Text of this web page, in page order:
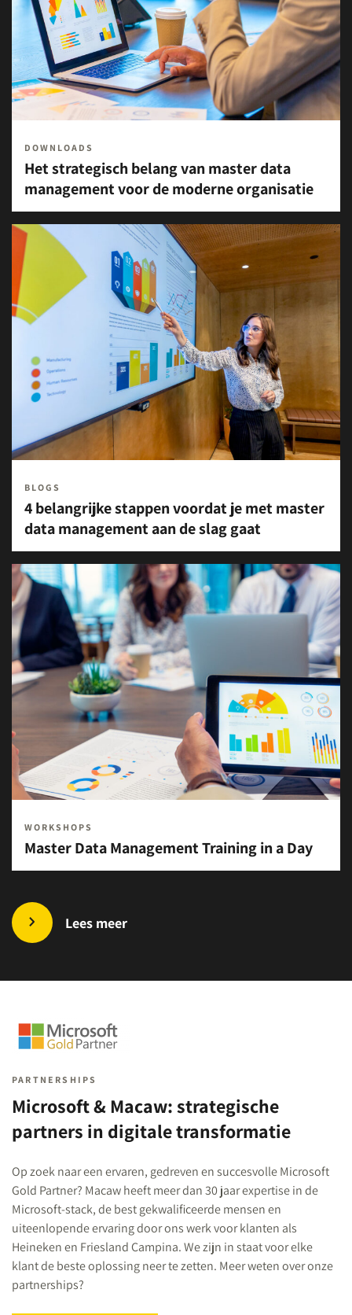
DOWNLOADS
Het strategisch belang van master data
management voor de moderne organisatie
BLOGS
4 belangrijke stappen voordat je met master
data management aan de slag gaat
WORKSHOPS
Master Data Management Training in a Day
Lees meer
PARTNERSHIPS
Microsoft & Macaw: strategische
partners in digitale transformatie
Op zoek naar een ervaren, gedreven en succesvolle Microsoft
Gold Partner? Macaw heeft meer dan 30 jaar expertise in de
Microsoft-stack, de best gekwalificeerde mensen en
uiteenlopende ervaring door ons werk voor klanten als
Heineken en Friesland Campina. We zijn in staat voor elke
klant de beste oplossing neer te zetten. Meer weten over onze
partnerships?